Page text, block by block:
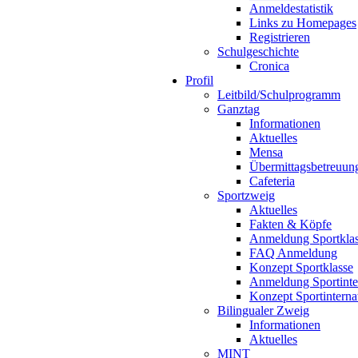
Anmeldestatistik
Links zu Homepages
Registrieren
Schulgeschichte
Cronica
Profil
Leitbild/Schulprogramm
Ganztag
Informationen
Aktuelles
Mensa
Cafeteria
Sportzweig
Aktuelles
Fakten & Köpfe
Anmeldung
FAQ Anmeldung
Konzept Sportklasse
Anmeldung
Konzept
Bilingualer Zweig
Informationen
Aktuelles
MINT